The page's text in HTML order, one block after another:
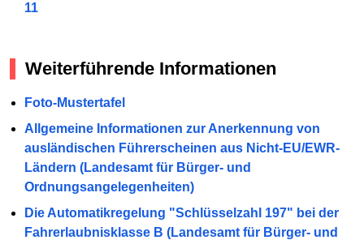
11
Weiterführende Informationen
Foto-Mustertafel
Allgemeine Informationen zur Anerkennung von
ausländischen Führerscheinen aus Nicht-EU/EWR-
Ländern (Landesamt für Bürger- und
Ordnungsangelegenheiten)
Die Automatikregelung "Schlüsselzahl 197" bei der
Fahrerlaubnisklasse B (Landesamt für Bürger- und